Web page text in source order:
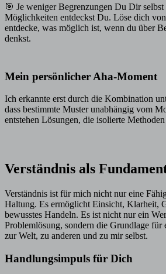
🎯 Je weniger Begrenzungen Du Dir selbst
Möglichkeiten entdeckst Du. Löse dich
entdecke, was möglich ist, wenn du über
denkst.
Mein persönlicher Aha-Moment
Ich erkannte erst durch die Kombination
dass bestimmte Muster unabhängig vom
entstehen Lösungen, die isolierte
Verständnis als
Verständnis ist für mich nicht nur eine
Haltung. Es ermöglicht Einsicht, Klarheit,
bewusstes Handeln. Es ist nicht nur ein
Problemlösung, sondern die Grundlage für
zur Welt, zu anderen und zu mir selbst.
Handlungsimpuls für Dich